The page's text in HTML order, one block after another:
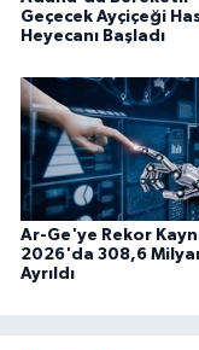
Geçecek Ayçiçeği
Heyecanı Başladı
Ar-Ge'ye Rekor
2026'da 308,6
Ayrıldı